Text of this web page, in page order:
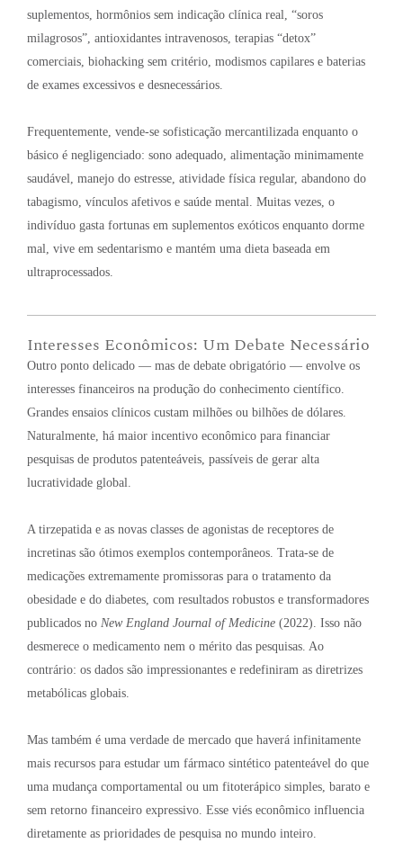
suplementos, hormônios sem indicação clínica real, “soros
milagrosos”, antioxidantes intravenosos, terapias “detox”
comerciais, biohacking sem critério, modismos capilares e baterias
de exames excessivos e desnecessários.
Frequentemente, vende-se sofisticação mercantilizada enquanto o
básico é negligenciado: sono adequado, alimentação minimamente
saudável, manejo do estresse, atividade física regular, abandono do
tabagismo, vínculos afetivos e saúde mental. Muitas vezes, o
indivíduo gasta fortunas em suplementos exóticos enquanto dorme
mal, vive em sedentarismo e mantém uma dieta baseada em
ultraprocessados.
Interesses Econômicos: Um Debate Necessário
Outro ponto delicado — mas de debate obrigatório — envolve os
interesses financeiros na produção do conhecimento científico.
Grandes ensaios clínicos custam milhões ou bilhões de dólares.
Naturalmente, há maior incentivo econômico para financiar
pesquisas de produtos patenteáveis, passíveis de gerar alta
lucratividade global.
A tirzepatida e as novas classes de agonistas de receptores de
incretinas são ótimos exemplos contemporâneos. Trata-se de
medicações extremamente promissoras para o tratamento da
obesidade e do diabetes, com resultados robustos e transformadores
publicados no New England Journal of Medicine (2022). Isso não
desmerece o medicamento nem o mérito das pesquisas. Ao
contrário: os dados são impressionantes e redefiniram as diretrizes
metabólicas globais.
Mas também é uma verdade de mercado que haverá infinitamente
mais recursos para estudar um fármaco sintético patenteável do que
uma mudança comportamental ou um fitoterápico simples, barato e
sem retorno financeiro expressivo. Esse viés econômico influencia
diretamente as prioridades de pesquisa no mundo inteiro.